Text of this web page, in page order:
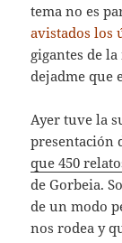
tema no es
avistados los
gigantes de
dejadme que
Ayer tuve la
presentación
que 450
de Gorbeia.
de un modo
nos rodea y